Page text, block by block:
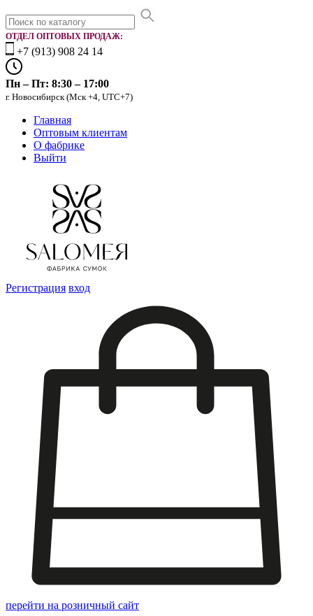
ОТДЕЛ ОПТОВЫХ ПРОДАЖ:
+7 (913) 908 24 14
Пн – Пт: 8:30 – 17:00
г. Новосибирск (Мск +4, UTC+7)
Главная
Оптовым клиентам
О фабрике
Выйти
Регистрация вход
перейти на розничный сайт